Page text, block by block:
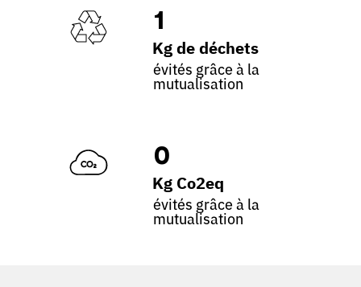
1
Kg de déchets
évités grâce à la
mutualisation
0
Kg Co2eq
évités grâce à la
mutualisation